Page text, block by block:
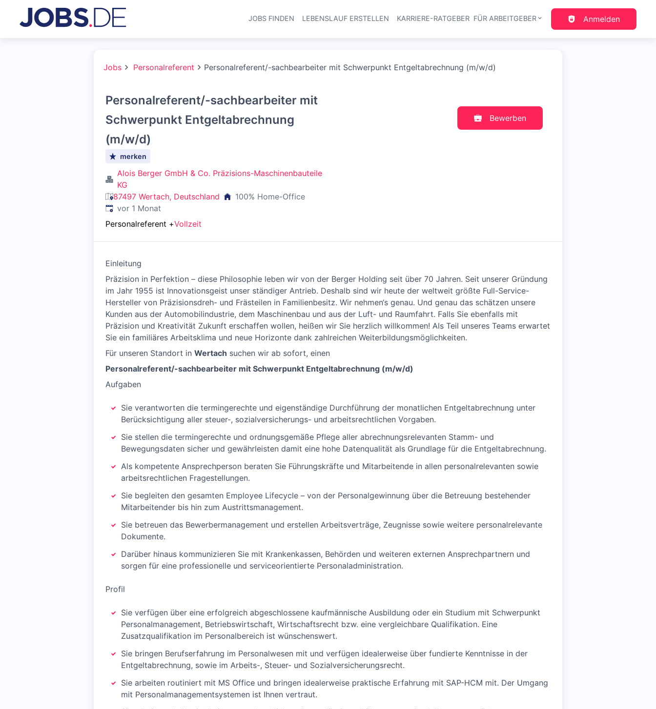
Haupt-Navigation
JOBS FINDEN LEBENSLAUF ERSTELLEN KARRIERE-RATGEBER FÜR ARBEITGEBER Anmelden
Jobs Personalreferent Personalreferent/-sachbearbeiter mit Schwerpunkt Entgeltabrechnung (m/w/d)
Personalreferent/-sachbearbeiter mit
Schwerpunkt Entgeltabrechnung
(m/w/d)
merken
Alois Berger GmbH & Co. Präzisions-Maschinenbauteile
KG
87497 Wertach, Deutschland
100% Home-Office
Veröffentlicht:
vor 1 Monat
Personalreferent +Vollzeit
Bewerben
Einleitung
Präzision in Perfektion – diese Philosophie leben wir von der Berger Holding seit über 70 Jahren. Seit unserer Gründung
im Jahr 1955 ist Innovationsgeist unser ständiger Antrieb. Deshalb sind wir heute der weltweit größte Full-Service-
Hersteller von Präzisionsdreh- und Frästeilen in Familienbesitz. Wir nehmen‘s genau. Und genau das schätzen unsere
Kunden aus der Automobilindustrie, dem Maschinenbau und aus der Luft- und Raumfahrt. Falls Sie ebenfalls mit
Präzision und Kreativität Zukunft erschaffen wollen, heißen wir Sie herzlich willkommen! Als Teil unseres Teams erwartet
Sie ein familiäres Arbeitsklima und neue Horizonte dank zahlreichen Weiterbildungsmöglichkeiten.
Für unseren Standort in Wertach suchen wir ab sofort, einen
Personalreferent/-sachbearbeiter mit Schwerpunkt Entgeltabrechnung (m/w/d)
Aufgaben
Sie verantworten die termingerechte und eigenständige Durchführung der monatlichen Entgeltabrechnung unter
Berücksichtigung aller steuer-, sozialversicherungs- und arbeitsrechtlichen Vorgaben.
Sie stellen die termingerechte und ordnungsgemäße Pflege aller abrechnungsrelevanten Stamm- und
Bewegungsdaten sicher und gewährleisten damit eine hohe Datenqualität als Grundlage für die Entgeltabrechnung.
Als kompetente Ansprechperson beraten Sie Führungskräfte und Mitarbeitende in allen personalrelevanten sowie
arbeitsrechtlichen Fragestellungen.
Sie begleiten den gesamten Employee Lifecycle – von der Personalgewinnung über die Betreuung bestehender
Mitarbeitender bis hin zum Austrittsmanagement.
Sie betreuen das Bewerbermanagement und erstellen Arbeitsverträge, Zeugnisse sowie weitere personalrelevante
Dokumente.
Darüber hinaus kommunizieren Sie mit Krankenkassen, Behörden und weiteren externen Ansprechpartnern und
sorgen für eine professionelle und serviceorientierte Personaladministration.
Profil
Sie verfügen über eine erfolgreich abgeschlossene kaufmännische Ausbildung oder ein Studium mit Schwerpunkt
Personalmanagement, Betriebswirtschaft, Wirtschaftsrecht bzw. eine vergleichbare Qualifikation. Eine
Zusatzqualifikation im Personalbereich ist wünschenswert.
Sie bringen Berufserfahrung im Personalwesen mit und verfügen idealerweise über fundierte Kenntnisse in der
Entgeltabrechnung, sowie im Arbeits-, Steuer- und Sozialversicherungsrecht.
Sie arbeiten routiniert mit MS Office und bringen idealerweise praktische Erfahrung mit SAP-HCM mit. Der Umgang
mit Personalmanagementsystemen ist Ihnen vertraut.